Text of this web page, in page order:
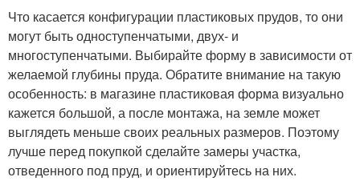
Что касается конфигурации пластиковых прудов, то они
могут быть одноступенчатыми, двух- и
многоступенчатыми. Выбирайте форму в зависимости от
желаемой глубины пруда. Обратите внимание на такую
особенность: в магазине пластиковая форма визуально
кажется большой, а после монтажа, на земле может
выглядеть меньше своих реальных размеров. Поэтому
лучше перед покупкой сделайте замеры участка,
отведенного под пруд, и ориентируйтесь на них.